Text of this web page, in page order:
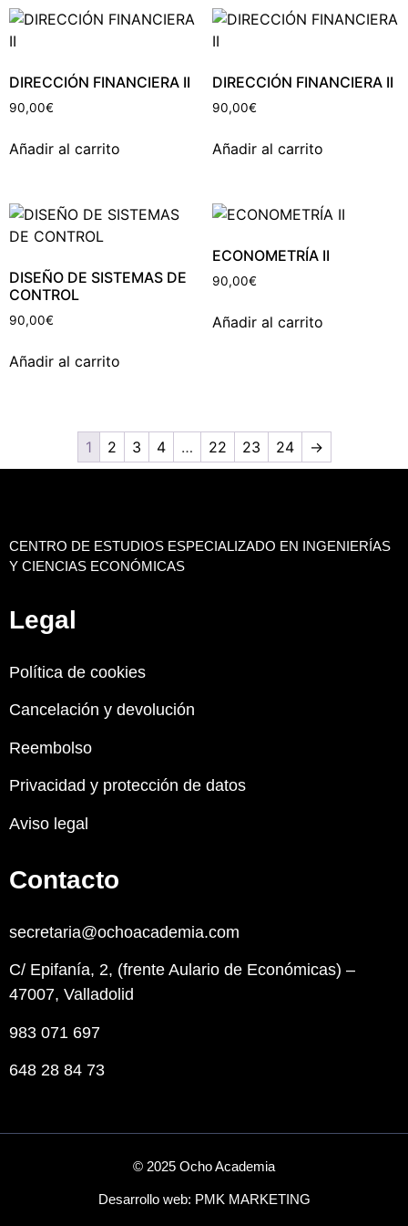
DIRECCIÓN FINANCIERA II
90,00€
Añadir al carrito
DIRECCIÓN FINANCIERA II
90,00€
Añadir al carrito
DISEÑO DE SISTEMAS DE
CONTROL
90,00€
Añadir al carrito
ECONOMETRÍA II
90,00€
Añadir al carrito
1 2 3 4 … 22 23 24 →
CENTRO DE ESTUDIOS ESPECIALIZADO EN INGENIERÍAS
Y CIENCIAS ECONÓMICAS
Legal
Política de cookies
Cancelación y devolución
Reembolso
Privacidad y protección de datos
Aviso legal
Contacto
secretaria@ochoacademia.com
C/ Epifanía, 2, (frente Aulario de Económicas) –
47007, Valladolid
983 071 697
648 28 84 73
© 2025 Ocho Academia
Desarrollo web: PMK MARKETING